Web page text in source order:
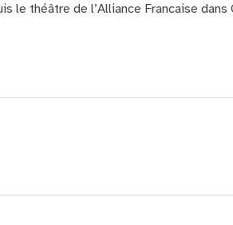
le théâtre de l’Alliance Francaise